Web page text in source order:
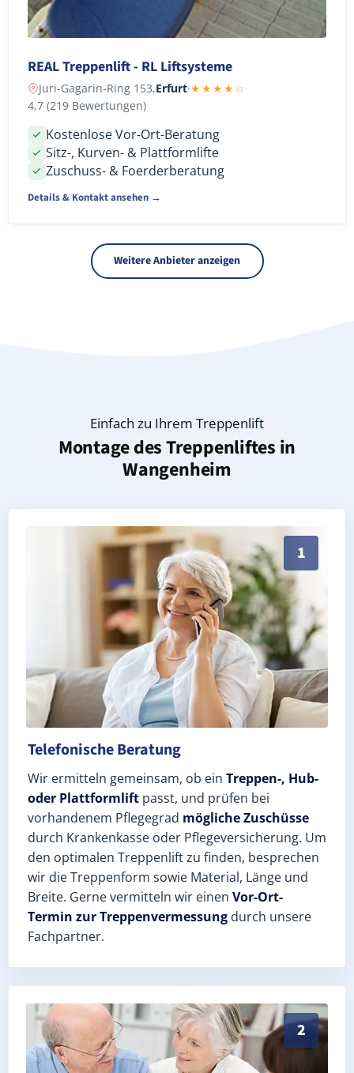
REAL Treppenlift - RL Liftsysteme
Juri-Gagarin-Ring 153,Erfurt·★★★★☆
4,7 (219 Bewertungen)
Kostenlose Vor-Ort-Beratung
Sitz-, Kurven- & Plattformlifte
Zuschuss- & Foerderberatung
Details & Kontakt ansehen →
Weitere Anbieter anzeigen
Einfach zu Ihrem Treppenlift
Montage des Treppenliftes in
Wangenheim
1
Persönliche Treppenlift-Beratung in Wangenheim
Telefonische Beratung
Wir ermitteln gemeinsam, ob ein Treppen-, Hub-
oder Plattformlift passt, und prüfen bei
vorhandenem Pflegegrad mögliche Zuschüsse
durch Krankenkasse oder Pflegeversicherung. Um
den optimalen Treppenlift zu finden, besprechen
wir die Treppenform sowie Material, Länge und
Breite. Gerne vermitteln wir einen Vor-Ort-
Termin zur Treppenvermessung durch unsere
Fachpartner.
2
Exaktes Aufmaß in Wangenheim (Landkreis